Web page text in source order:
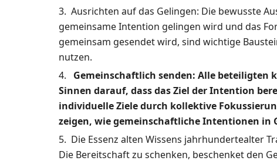
Ausrichten auf das Gelingen: Die bewusste
gemeinsame Intention gelingen wird und das
gemeinsam gesendet wird, sind wichtige
nutzen.
Gemeinschaftlich senden: Alle beteiligten
Sinnen darauf, dass das Ziel der Intention
individuelle Ziele durch kollektive
zeigen, wie gemeinschaftliche Intentionen in
Die Essenz alten Wissens jahrhundertealter
Die Bereitschaft zu schenken, beschenket den